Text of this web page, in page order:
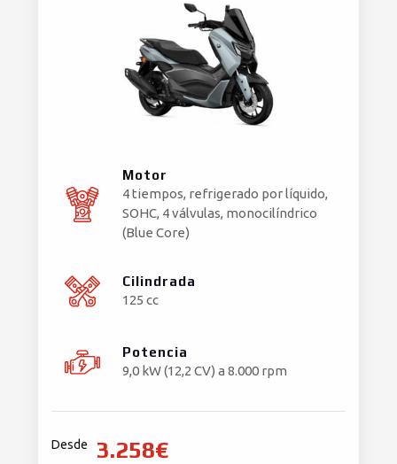
Motor
4 tiempos, refrigerado por líquido,
SOHC, 4 válvulas, monocilíndrico
(Blue Core)
Cilindrada
125 cc
Potencia
9,0 kW (12,2 CV) a 8.000 rpm
Desde 3.258€